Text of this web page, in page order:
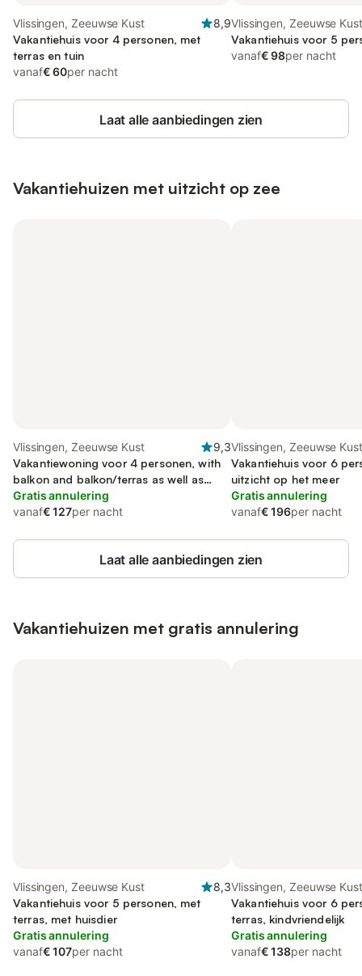
Vlissingen, Zeeuwse Kust
8,9
Vakantiehuis voor 4 personen, met
terras en tuin
vanaf€ 60per nacht
Vlissingen, Zeeuwse Kust
Vakantiehuis voor 5
vanaf€ 98per nacht
Laat alle aanbiedingen zien
Vakantiehuizen met uitzicht op zee
Vlissingen, Zeeuwse Kust
9,3
Vakantiewoning voor 4 personen, with
balkon and balkon/terras as well as
uitzicht op het meer
Gratis annulering
vanaf€ 127per nacht
Vlissingen, Zeeuwse Kust
Vakantiehuis voor 6
uitzicht op het meer
Gratis annulering
vanaf€ 196per nacht
Laat alle aanbiedingen zien
Vakantiehuizen met gratis annulering
Vlissingen, Zeeuwse Kust
8,3
Vakantiehuis voor 5 personen, met
terras, met huisdier
Gratis annulering
vanaf€ 107per nacht
Vlissingen, Zeeuwse Kust
Vakantiehuis voor 6
terras, kindvriendelijk
Gratis annulering
vanaf€ 138per nacht